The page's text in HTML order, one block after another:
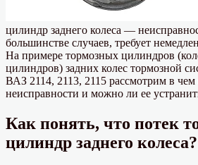
цилиндр заднего колеса —
большинстве случаев, требует
На примере тормозных цилиндров
цилиндров) задних колес тормозной
ВАЗ 2114, 2113, 2115 рассмотрим в
неисправности и можно ли ее
Как понять, что потек
цилиндр заднего колеса?